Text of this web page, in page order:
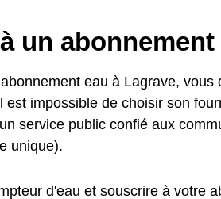
un abonnement
eau à Lagrave,
est impossible de choisir son
service public confié aux
unique).
d'eau et souscrire à votre